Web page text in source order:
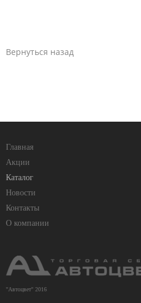
Вернуться назад
Главная
Акции
Каталог
Новости
Контакты
О компании
"Автоцвет" 2016